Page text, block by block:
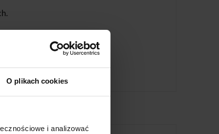
O plikach cookies
i analizować